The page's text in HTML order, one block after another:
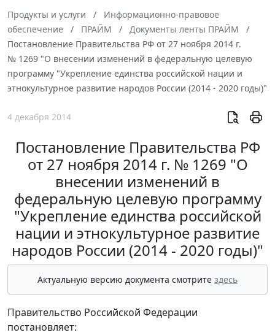
Продукты и услуги
Информационно-правовое
обеспечение
ПРАЙМ
Документы ленты ПРАЙМ
Постановление Правительства РФ от 27 ноября 2014 г.
№ 1269 "О внесении изменений в федеральную целевую
программу "Укрепление единства российской нации и
этнокультурное развитие народов России (2014 - 2020 годы)"
4 декабря 2014
Постановление Правительства РФ
от 27 ноября 2014 г. № 1269 "О
внесении изменений в
федеральную целевую программу
"Укрепление единства российской
нации и этнокультурное развитие
народов России (2014 - 2020 годы)"
Актуальную версию документа смотрите здесь
Правительство Российской Федерации
постановляет: